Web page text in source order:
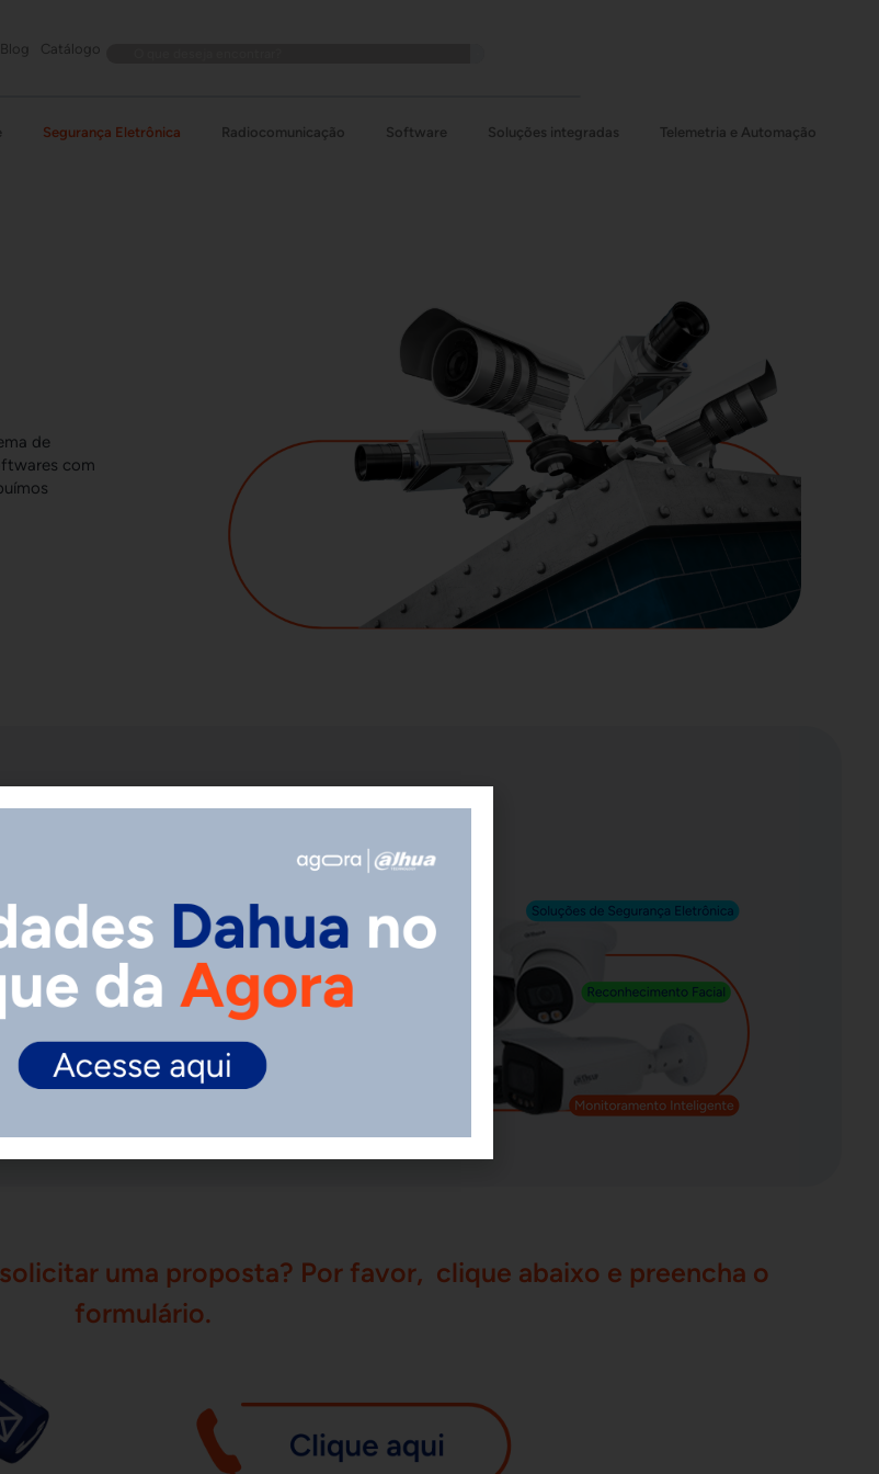
Blog Catálogo
Segurança Eletrônica Radiocomunicação Software Soluções integradas Telemetria e Automação
de
com
uma proposta? Por favor, clique abaixo e preencha o
formulário.